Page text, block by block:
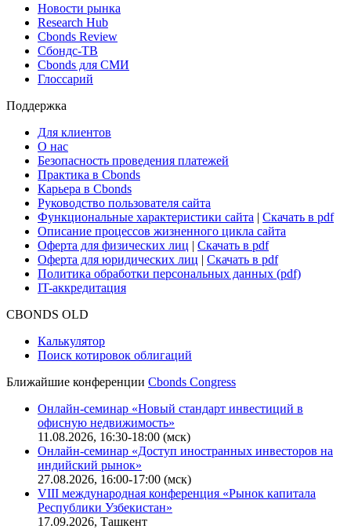
Новости рынка
Research Hub
Cbonds Review
Сбондс-ТВ
Cbonds для СМИ
Глоссарий
Поддержка
Для клиентов
О нас
Безопасность проведения платежей
Практика в Cbonds
Карьера в Cbonds
Руководство пользователя сайта
Функциональные характеристики сайта | Скачать в pdf
Описание процессов жизненного цикла сайта
Оферта для физических лиц | Скачать в pdf
Оферта для юридических лиц | Скачать в pdf
Политика обработки персональных данных (pdf)
IT-аккредитация
CBONDS OLD
Калькулятор
Поиск котировок облигаций
Ближайшие конференции Cbonds Congress
Онлайн-семинар «Новый стандарт инвестиций в
офисную недвижимость»
11.08.2026, 16:30-18:00 (мск)
Онлайн-семинар «Доступ иностранных инвесторов на
индийский рынок»
27.08.2026, 16:00-17:00 (мск)
VIII международная конференция «Рынок капитала
Республики Узбекистан»
17.09.2026, Ташкент